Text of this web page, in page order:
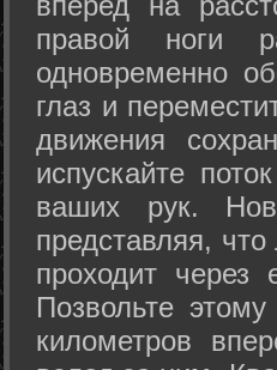
правой ноги
одновременно
глаз и
движения
испускайте
ваших рук.
представляя,
проходит через
Позвольте
километров